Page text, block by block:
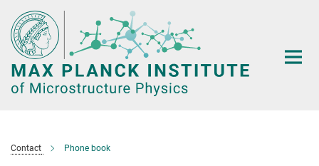
Main-
Content
Contact Phone book